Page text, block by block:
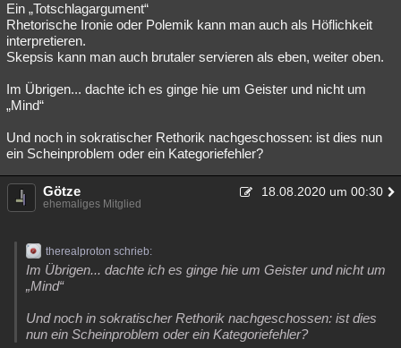
Ein „Totschlagargument“
Rhetorische Ironie oder Polemik kann man auch als Höflichkeit
interpretieren.
Skepsis kann man auch brutaler servieren als eben, weiter oben.
Im Übrigen... dachte ich es ginge hie um Geister und nicht um
„Mind“
Und noch in sokratischer Rethorik nachgeschossen: ist dies nun
ein Scheinproblem oder ein Kategoriefehler?
Götze 18.08.2020 um 00:30
ehemaliges Mitglied
therealproton schrieb:
Im Übrigen... dachte ich es ginge hie um Geister und nicht um
„Mind“
Und noch in sokratischer Rethorik nachgeschossen: ist dies
nun ein Scheinproblem oder ein Kategoriefehler?